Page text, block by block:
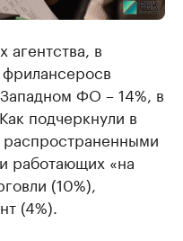
агентства, в
ФО – 14%, в
подчеркнули в
работающих «на
(10%),
(4%).